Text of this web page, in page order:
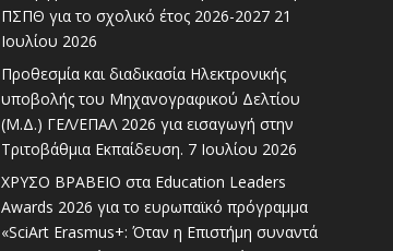
ΠΣΠΘ για το σχολικό έτος 2026-2027 21
Ιουλίου 2026
Προθεσμία και διαδικασία Ηλεκτρονικής
υποβολής του Μηχανογραφικού Δελτίου
(Μ.Δ.) ΓΕΛ/ΕΠΑΛ 2026 για εισαγωγή στην
Τριτοβάθμια Εκπαίδευση. 7 Ιουλίου 2026
ΧΡΥΣΟ ΒΡΑΒΕΙΟ στα Education Leaders
Awards 2026 για το ευρωπαϊκό πρόγραμμα
«SciArt Erasmus+: Όταν η Επιστήμη συναντά